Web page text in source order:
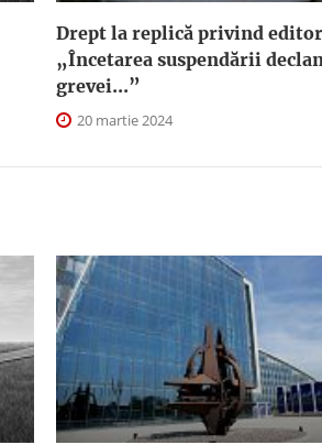
Drept la replică privind
„Încetarea suspendării
grevei...”
20 martie 2024